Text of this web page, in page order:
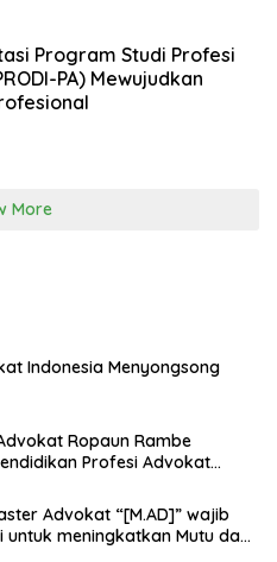
Program Studi Profesi
PA) Mewujudkan
More
Indonesia Menyongsong
Ropaun Rambe
Profesi Advokat
Advokat “[M.AD]” wajib
meningkatkan Mutu dan